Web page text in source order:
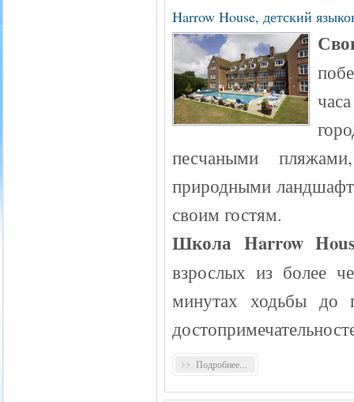
Harrow House, детский
песчаными
природными
своим гостям.
Школа Harrow
взрослых из более
минутах ходьбы до
Подробнее...